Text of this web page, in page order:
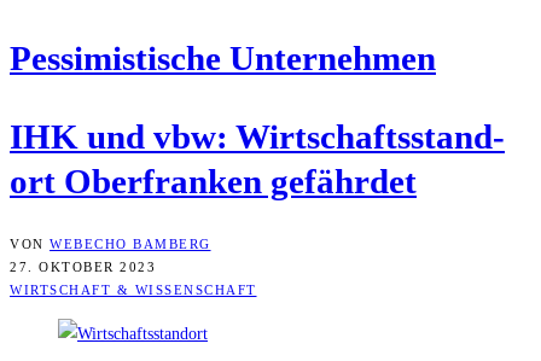
Pes­si­mis­ti­sche Unternehmen
IHK und vbw: Wirt­schafts­stand­
ort Ober­fran­ken gefährdet
VON WEBECHO BAMBERG
27. OKTOBER 2023
WIRTSCHAFT & WISSENSCHAFT